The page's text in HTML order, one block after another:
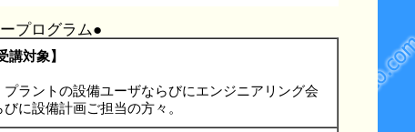
プログラム●
講対象】
ラントの設備ユーザならびにエンジニアリング会
に設備計画ご担当の方々。